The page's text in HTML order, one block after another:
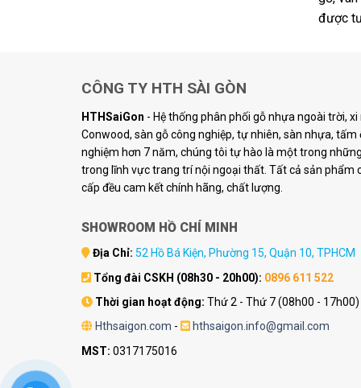
được
CÔNG TY HTH SÀI GÒN
HTHSaiGon - Hệ thống phân phối gỗ nhựa ngoài trời,
Conwood, sàn gỗ công nghiệp, tự nhiên, sàn nhựa, tấm
nghiệm hơn 7 năm, chúng tôi tự hào là một trong
trong lĩnh vực trang trí nội ngoại thất. Tất cả sản phẩm
cấp đều cam kết chính hãng, chất lượng.
SHOWROOM HỒ CHÍ MINH
Địa Chỉ: 52 Hồ Bá Kiện, Phường 15, Quận 10, TPHCM
Tổng đài CSKH (08h30 - 20h00): 0896 611 522
Thời gian hoạt động: Thứ 2 - Thứ 7 (08h00 - 17h00)
Hthsaigon.com -
hthsaigon.info@gmail.com
MST: 0317175016